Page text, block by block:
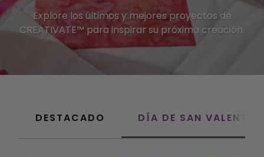
Explore los últimos y mejores proyectos de
CREATIVATE™ para inspirar su próxima creación.
DESTACADO DÍA DE SAN VALENTÍN